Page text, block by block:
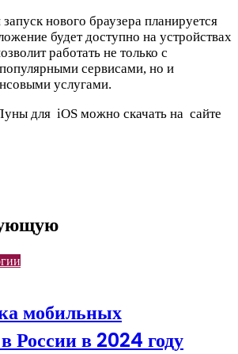
нового браузера планируется
будет доступно на устройствах
работать не только с
сервисами, но и
услугами.
для iOS можно скачать на сайте
мобильных
России в 2024 году